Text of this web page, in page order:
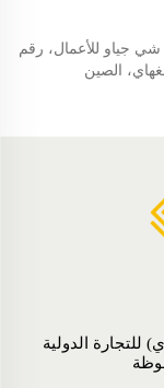
١١، المنطقة جيم ١، حديقة شي جياو للأعمال، رقم
للتجارة الدولية